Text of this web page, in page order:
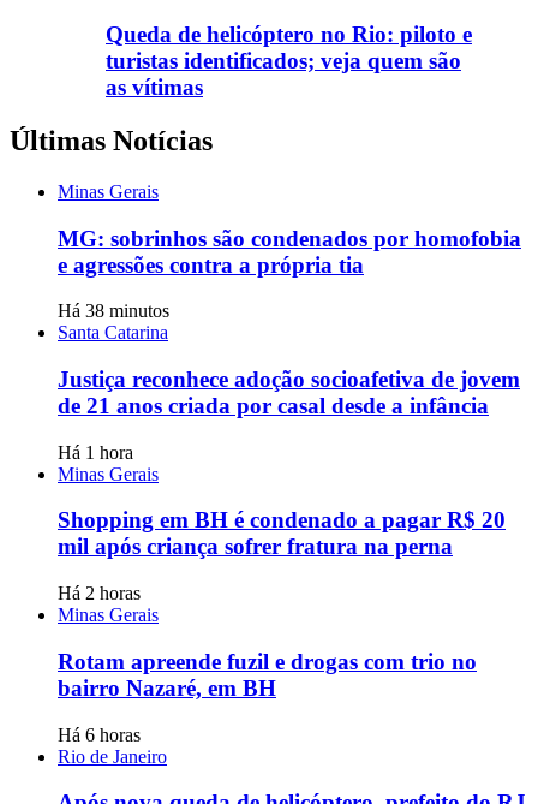
Queda de helicóptero no Rio: piloto e
turistas identificados; veja quem são
as vítimas
Últimas Notícias
Minas Gerais
MG: sobrinhos são condenados por homofobia
e agressões contra a própria tia
Há 38 minutos
Santa Catarina
Justiça reconhece adoção socioafetiva de jovem
de 21 anos criada por casal desde a infância
Há 1 hora
Minas Gerais
Shopping em BH é condenado a pagar R$ 20
mil após criança sofrer fratura na perna
Há 2 horas
Minas Gerais
Rotam apreende fuzil e drogas com trio no
bairro Nazaré, em BH
Há 6 horas
Rio de Janeiro